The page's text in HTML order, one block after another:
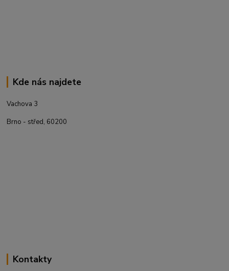
Kde nás najdete
Vachova 3
Brno - střed, 60200
Kontakty